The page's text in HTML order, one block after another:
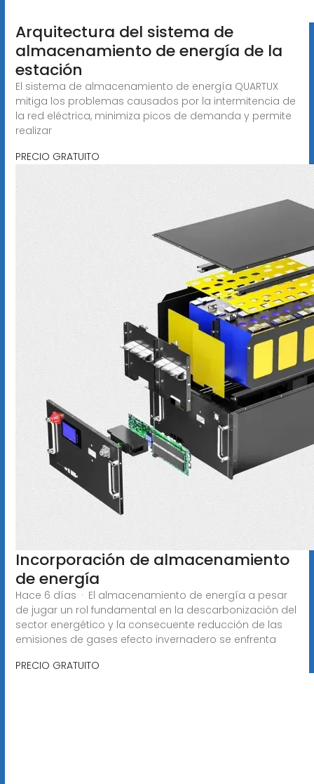
Arquitectura del sistema de
almacenamiento de energía de la
estación
El sistema de almacenamiento de energía QUARTUX
mitiga los problemas causados por la intermitencia de
la red eléctrica, minimiza picos de demanda y permite
realizar
PRECIO GRATUITO
Incorporación de almacenamiento
de energía
Hace 6 días · El almacenamiento de energía a pesar
de jugar un rol fundamental en la descarbonización del
sector energético y la consecuente reducción de las
emisiones de gases efecto invernadero se enfrenta
PRECIO GRATUITO